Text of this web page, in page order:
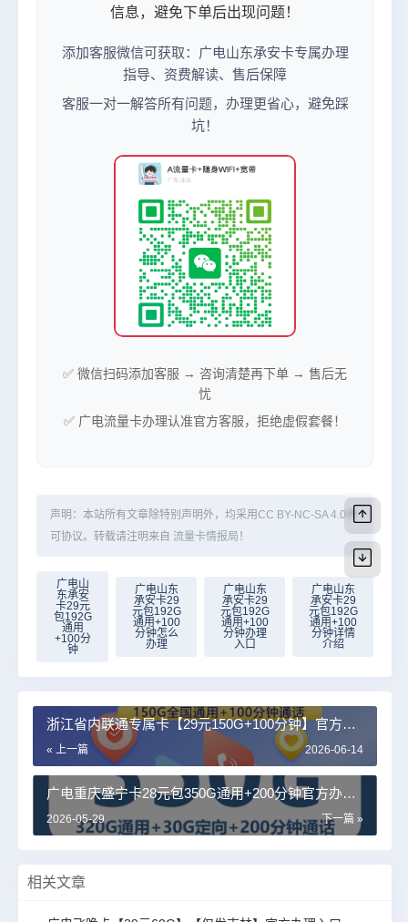
信息，避免下单后出现问题！
添加客服微信可获取：广电山东承安卡专属办理
指导、资费解读、售后保障
客服一对一解答所有问题，办理更省心，避免踩
坑！
✅ 微信扫码添加客服 → 咨询清楚再下单 → 售后无
忧
✅ 广电流量卡办理认准官方客服，拒绝虚假套餐！
声明：本站所有文章除特别声明外，均采用CC BY-NC-SA 4.0
可协议。转载请注明来自 流量卡情报局 ！
广电山
东承安
卡29元
包192G
通用
+100分
钟
广电山东
承安卡29
元包192G
通用+100
分钟怎么
办理
广电山东
承安卡29
元包192G
通用+100
分钟办理
入口
广电山东
承安卡29
元包192G
通用+100
分钟详情
介绍
浙江省内联通专属卡【29元150G+100分钟】官方办
理入口
« 上一篇 2026-06-14
广电重庆盛宁卡28元包350G通用+200分钟官方办理
入口
下一篇 »
2026-05-29
相关文章